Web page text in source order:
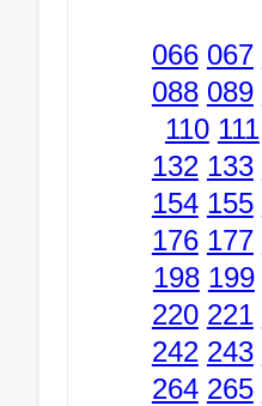
066 067
088 089
110 111
132 133
154 155
176 177
198 199
220 221
242 243
264 265